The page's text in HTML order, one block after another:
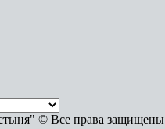
© Все права